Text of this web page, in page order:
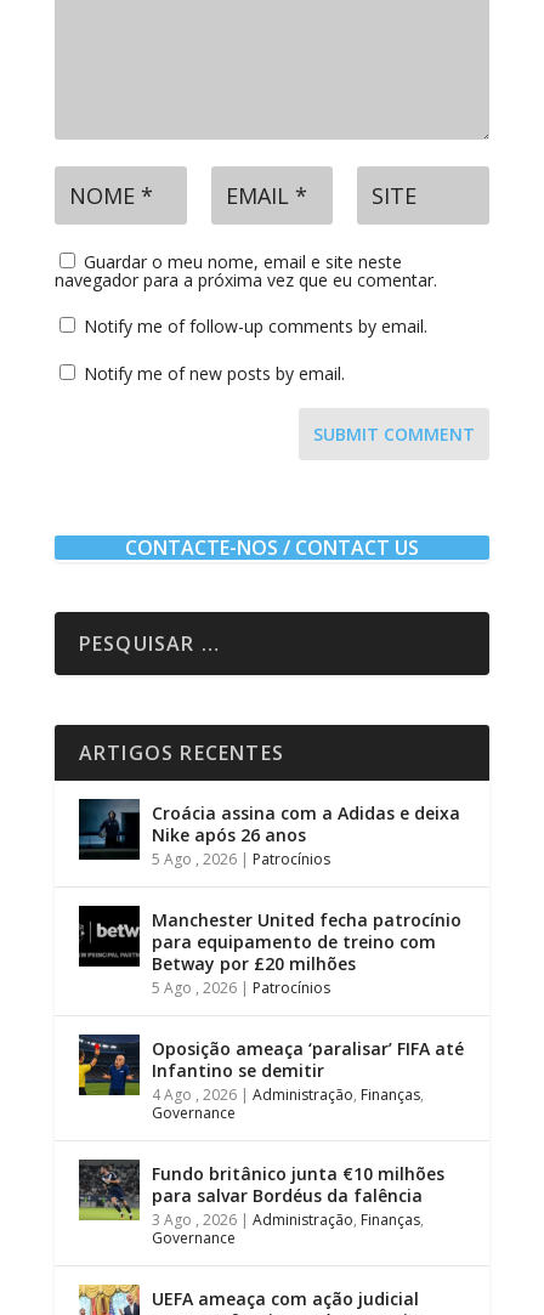
Guardar o meu nome, email e site neste
navegador para a próxima vez que eu comentar.
Notify me of follow-up comments by email.
Notify me of new posts by email.
SUBMIT COMMENT
CONTACTE-NOS / CONTACT US
ARTIGOS RECENTES
Croácia assina com a Adidas e deixa
Nike após 26 anos
5 Ago , 2026| Patrocínios
Manchester United fecha patrocínio
para equipamento de treino com
Betway por £20 milhões
5 Ago , 2026| Patrocínios
Oposição ameaça ‘paralisar’ FIFA até
Infantino se demitir
4 Ago , 2026| Administração, Finanças,
Governance
Fundo britânico junta €10 milhões
para salvar Bordéus da falência
3 Ago , 2026| Administração, Finanças,
Governance
UEFA ameaça com ação judicial